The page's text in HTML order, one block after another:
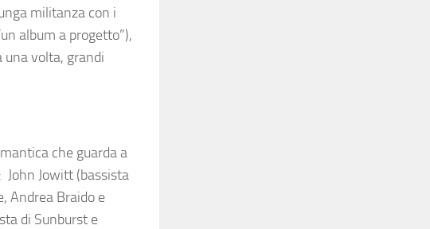
militanza con i
album a progetto”),
una volta, grandi
che guarda a
John Jowitt (bassista
Andrea Braido e
di Sunburst e